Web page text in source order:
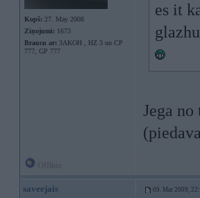
Kopš: 27. May 2008
Ziņojumi: 1673
Braucu ar: 3AKOH , HZ 3 un CP
777, GP 777
es it
Jega
saveejais 09. Mar 2009,